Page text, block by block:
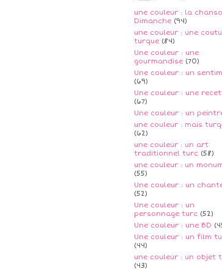
une couleur : la
Dimanche (94)
une couleur : une
turque (84)
Une couleur : une
gourmandise (70)
Une couleur : un
(69)
Une couleur : une
(67)
Une couleur : un
une couleur : mais
(62)
une couleur : un art
traditionnel turc (58)
une couleur : un
(55)
Une couleur : un
(52)
Une couleur : un
personnage turc (52)
Une couleur : une BD
Une couleur : un film
(44)
une couleur : un objet
(43)